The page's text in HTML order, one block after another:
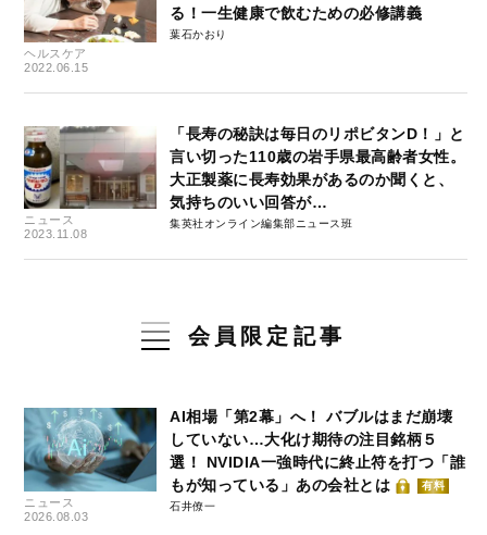
ヘルスケア
2022.06.15
る！一生健康で飲むための必修講義
葉石かおり
ニュース
2023.11.08
「長寿の秘訣は毎日のリポビタンD！」と
言い切った110歳の岩手県最高齢者女性。
大正製薬に長寿効果があるのか聞くと、
気持ちのいい回答が…
集英社オンライン編集部ニュース班
会員限定記事
ニュース
2026.08.03
AI相場「第2幕」へ！ バブルはまだ崩壊
していない…大化け期待の注目銘柄５
選！ NVIDIA一強時代に終止符を打つ「誰
もが知っている」あの会社とは
有料
石井僚一